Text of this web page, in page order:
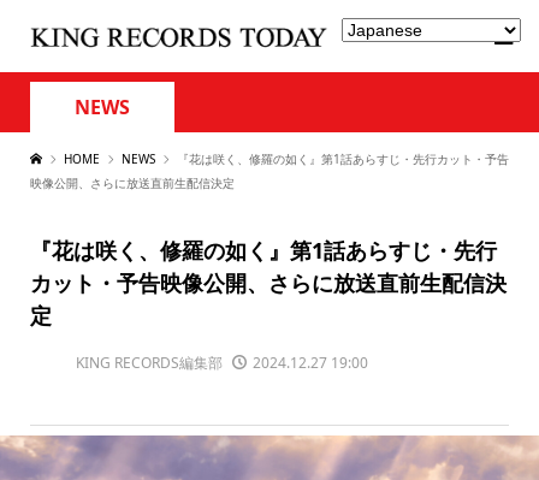
NEWS
HOME NEWS
『花は咲く、修羅の如く』第1話あらすじ・先行カット・予告
映像公開、さらに放送直前生配信決定
『花は咲く、修羅の如く』第1話あらすじ・先行
カット・予告映像公開、さらに放送直前生配信決
定
KING RECORDS編集部 2024.12.27 19:00